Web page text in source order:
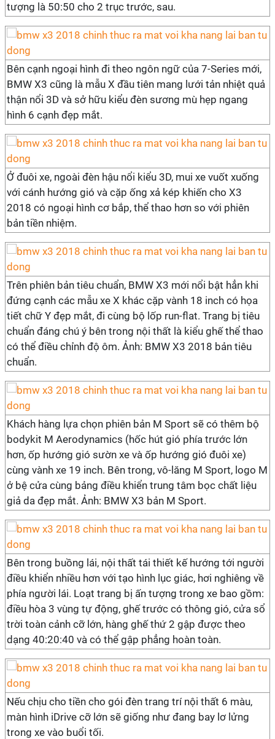
tượng là 50:50 cho 2 trục trước, sau.
Bên cạnh ngoại hình đi theo ngôn ngữ của 7-Series mới,
BMW X3 cũng là mẫu X đầu tiên mang lưới tản nhiệt quả
thận nổi 3D và sở hữu kiểu đèn sương mù hẹp ngang
hình 6 cạnh đẹp mắt.
Ở đuôi xe, ngoài đèn hậu nổi kiểu 3D, mui xe vuốt xuống
với cánh hướng gió và cặp ống xả kép khiến cho X3
2018 có ngoại hình cơ bắp, thể thao hơn so với phiên
bản tiền nhiệm.
Trên phiên bản tiêu chuẩn, BMW X3 mới nổi bật hẳn khi
đứng cạnh các mẫu xe X khác cặp vành 18 inch có họa
tiết chữ Y đẹp mắt, đi cùng bộ lốp run-flat. Trang bị tiêu
chuẩn đáng chú ý bên trong nội thất là kiểu ghế thể thao
có thể điều chỉnh độ ôm. Ảnh: BMW X3 2018 bản tiêu
chuẩn.
Khách hàng lựa chọn phiên bản M Sport sẽ có thêm bộ
bodykit M Aerodynamics (hốc hút gió phía trước lớn
hơn, ốp hướng gió sườn xe và ốp hướng gió đuôi xe)
cùng vành xe 19 inch. Bên trong, vô-lăng M Sport, logo M
ở bệ cửa cùng bảng điều khiển trung tâm bọc chất liệu
giả da đẹp mắt. Ảnh: BMW X3 bản M Sport.
Bên trong buồng lái, nội thất tái thiết kế hướng tới người
điều khiển nhiều hơn với tạo hình lục giác, hơi nghiêng về
phía người lái. Loạt trang bị ấn tượng trong xe bao gồm:
điều hòa 3 vùng tự động, ghế trước có thông gió, cửa sổ
trời toàn cảnh cỡ lớn, hàng ghế thứ 2 gập được theo
dạng 40:20:40 và có thể gập phẳng hoàn toàn.
Nếu chịu cho tiền cho gói đèn trang trí nội thất 6 màu,
màn hình iDrive cỡ lớn sẽ giống như đang bay lơ lửng
trong xe vào buổi tối.